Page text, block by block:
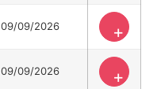
09/09/2026 +
09/09/2026 +